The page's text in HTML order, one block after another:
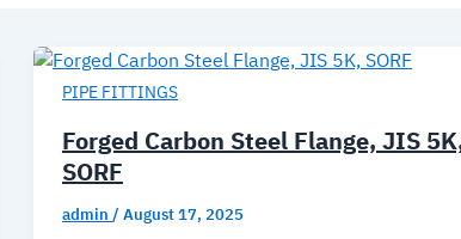
PIPE FITTINGS
Forged Carbon Steel Flange, JIS
SORF
admin/August 17, 2025